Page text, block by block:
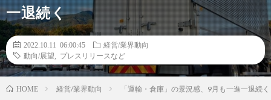
一退続く
2022.10.11 06:00:45
経営/業界動向
動向/展望
プレスリリースなど
HOME 経営/業界動向 「運輸・倉庫」の景況感、9月も一進一退続く